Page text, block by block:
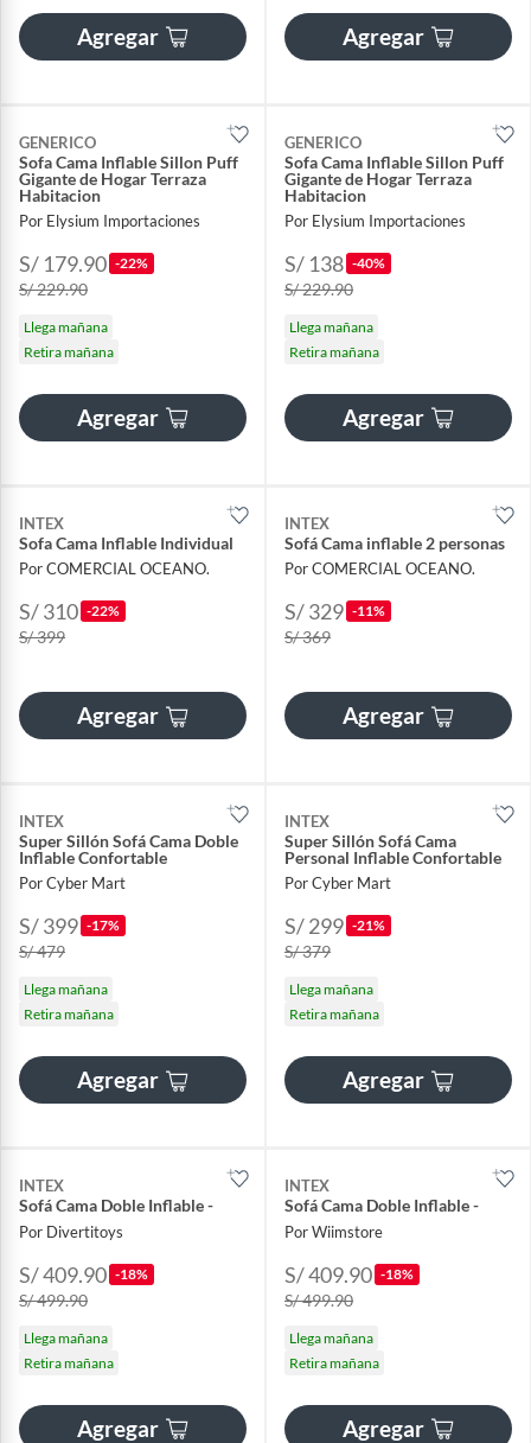
Agregar Agregar
GENERICO
Sofa Cama Inflable Sillon Puff
Gigante de Hogar Terraza
Habitacion
Por Elysium Importaciones
S/ 179.90 -22%
S/ 229.90
Llega mañana
Retira mañana
Agregar
GENERICO
Sofa Cama Inflable Sillon Puff
Gigante de Hogar Terraza
Habitacion
Por Elysium Importaciones
S/ 138 -40%
S/ 229.90
Llega mañana
Retira mañana
Agregar
INTEX
Sofa Cama Inflable Individual
Por COMERCIAL OCEANO.
S/ 310 -22%
S/ 399
Agregar
INTEX
Sofá Cama inflable 2 personas
Por COMERCIAL OCEANO.
S/ 329 -11%
S/ 369
Agregar
INTEX
Super Sillón Sofá Cama Doble
Inflable Confortable
Por Cyber Mart
S/ 399 -17%
S/ 479
Llega mañana
Retira mañana
Agregar
INTEX
Super Sillón Sofá Cama
Personal Inflable Confortable
Por Cyber Mart
S/ 299 -21%
S/ 379
Llega mañana
Retira mañana
Agregar
INTEX
Sofá Cama Doble Inflable -
Por Divertitoys
S/ 409.90 -18%
S/ 499.90
Llega mañana
Retira mañana
Agregar
INTEX
Sofá Cama Doble Inflable -
Por Wiimstore
S/ 409.90 -18%
S/ 499.90
Llega mañana
Retira mañana
Agregar